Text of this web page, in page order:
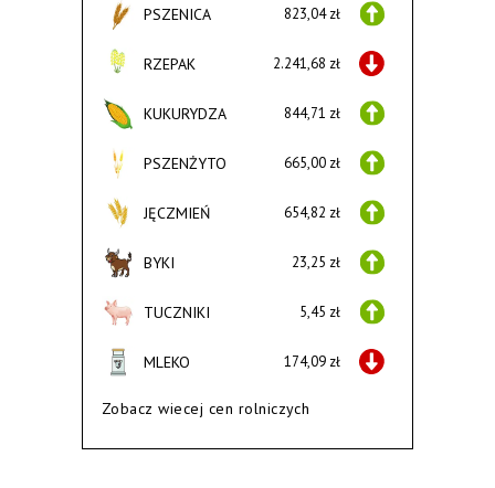
PSZENICA 823,04 zł
RZEPAK 2.241,68 zł
KUKURYDZA 844,71 zł
PSZENŻYTO 665,00 zł
JĘCZMIEŃ 654,82 zł
BYKI 23,25 zł
TUCZNIKI 5,45 zł
MLEKO 174,09 zł
Zobacz wiecej cen rolniczych